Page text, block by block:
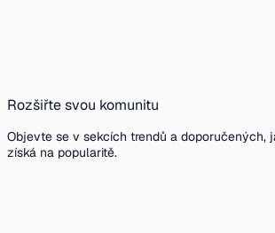
Rozšiřte svou komunitu
Objevte se v sekcích trendů a doporučených,
získá na popularitě.